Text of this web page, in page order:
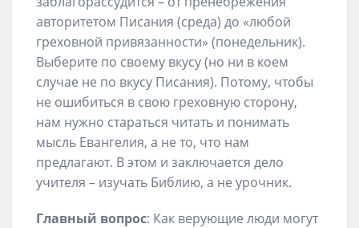
авторитетом Писания (среда) до «любой
греховной привязанности» (понедельник).
Выберите по своему вкусу (но ни в коем
случае не по вкусу Писания). Потому, чтобы
не ошибиться в свою греховную сторону,
нам нужно стараться читать и понимать
мысль Евангелия, а не то, что нам
предлагают. В этом и заключается дело
учителя – изучать Библию, а не урочник.
Главный вопрос: Как верующие люди могут